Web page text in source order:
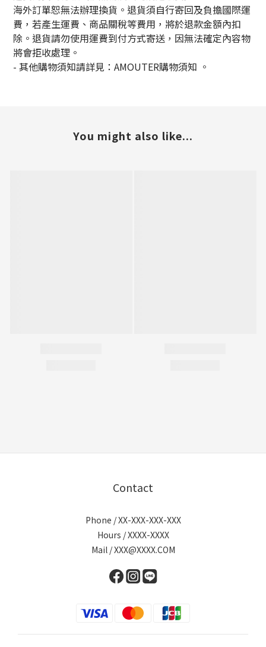
海外訂單恕無法辦理換貨。退貨須自行寄回及負擔國際運
費，若產生運費、商品關稅等費用，將於退款金額內扣
除。退貨請勿使用運費到付方式寄送，因無法確定內容物
將會拒收處理。
- 其他購物須知請詳見： AMOUTER購物須知 。
You might also like...
Contact
Phone / XX-XXX-XXX-XXX
Hours / XXXX-XXXX
Mail / XXX@XXXX.COM